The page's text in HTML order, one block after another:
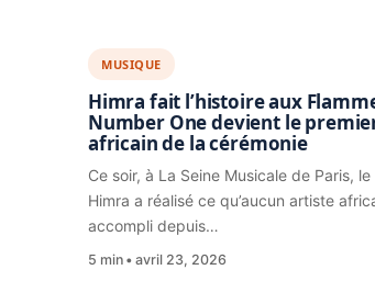
MUSIQUE
Himra fait l’histoire aux
Number One devient le
africain de la cérémonie
Ce soir, à La Seine Musicale de Paris,
Himra a réalisé ce qu’aucun artiste
accompli depuis…
5 min avril 23, 2026